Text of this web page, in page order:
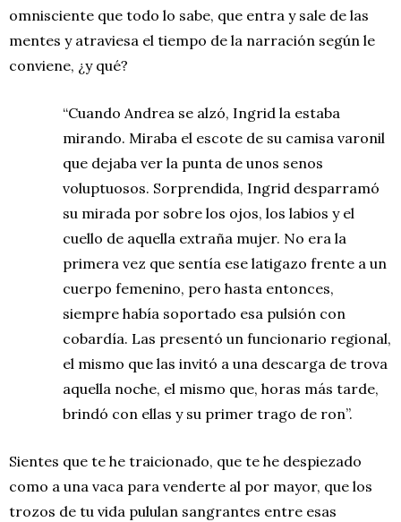
omnisciente que todo lo sabe, que entra y sale de las
mentes y atraviesa el tiempo de la narración según le
conviene, ¿y qué?
“Cuando Andrea se alzó, Ingrid la estaba
mirando. Miraba el escote de su camisa varonil
que dejaba ver la punta de unos senos
voluptuosos. Sorprendida, Ingrid desparramó
su mirada por sobre los ojos, los labios y el
cuello de aquella extraña mujer. No era la
primera vez que sentía ese latigazo frente a un
cuerpo femenino, pero hasta entonces,
siempre había soportado esa pulsión con
cobardía. Las presentó un funcionario regional,
el mismo que las invitó a una descarga de trova
aquella noche, el mismo que, horas más tarde,
brindó con ellas y su primer trago de ron”.
Sientes que te he traicionado, que te he despiezado
como a una vaca para venderte al por mayor, que los
trozos de tu vida pululan sangrantes entre esas